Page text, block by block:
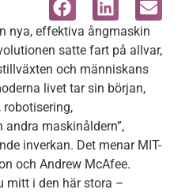
nya, effektiva ångmaskin
satte fart på allvar,
och människans
livet tar sin början,
robotisering,
andra maskinåldern”,
inverkan. Det menar MIT-
och Andrew McAfee.
mitt i den här stora –